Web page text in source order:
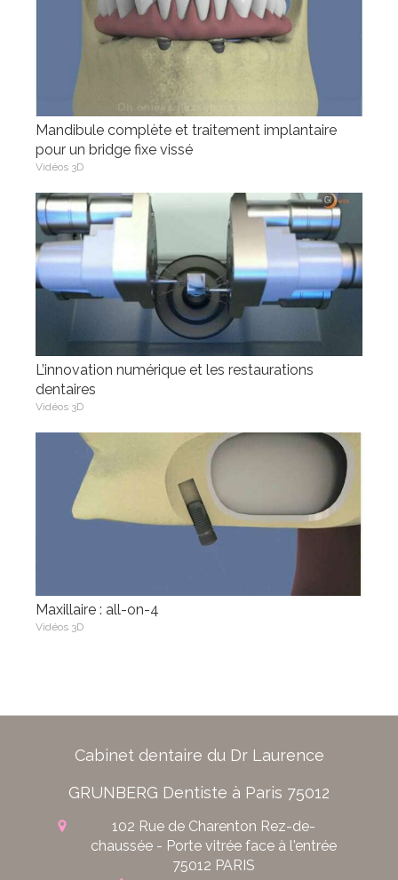
Mandibule complète et traitement implantaire
pour un bridge fixe vissé
Vidéos 3D
L’innovation numérique et les restaurations
dentaires
Vidéos 3D
Maxillaire : all-on-4
Vidéos 3D
Cabinet dentaire du Dr Laurence
GRUNBERG Dentiste à Paris 75012
102 Rue de Charenton Rez-de-
chaussée - Porte vitrée face à l'entrée
75012 PARIS